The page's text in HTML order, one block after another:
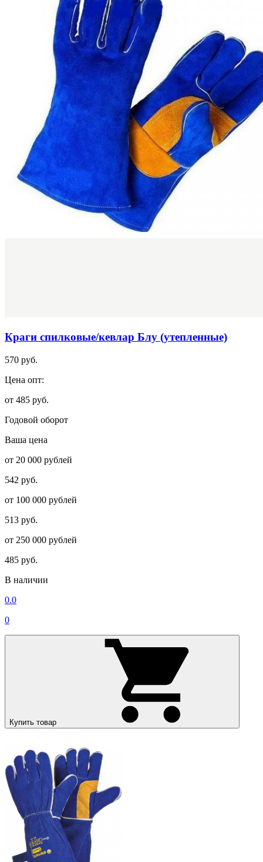
Краги спилковые/кевлар Блу (утепленные)
570 руб.
Цена опт:
от 485 руб.
Годовой оборот
Ваша цена
от 20 000 рублей
542 руб.
от 100 000 рублей
513 руб.
от 250 000 рублей
485 руб.
В наличии
0.0
0
Купить товар